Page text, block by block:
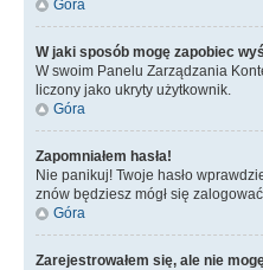
Góra
W jaki sposób mogę zapobiec
W swoim Panelu Zarządzania
liczony jako ukryty użytkownik.
Góra
Zapomniałem hasła!
Nie panikuj! Twoje hasło
znów będziesz mógł się
Góra
Zarejestrowałem się, ale nie